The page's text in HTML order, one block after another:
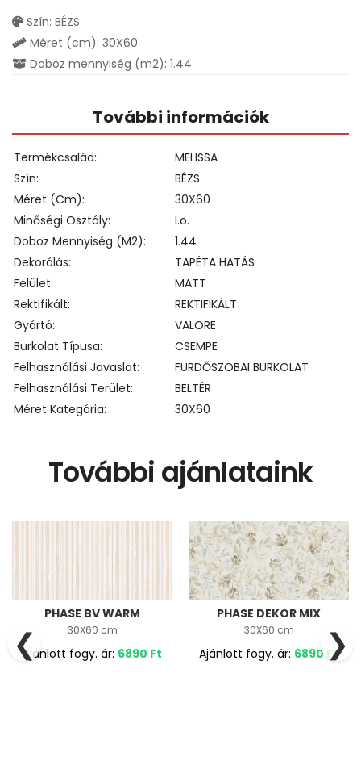
Szín: BÉZS
Méret (cm): 30X60
Doboz mennyiség (m2): 1.44
További információk
Termékcsalád
MELISSA
Szín
BÉZS
Méret (cm)
30X60
Minőségi Osztály
I.o.
Doboz Mennyiség (m2)
1.44
Dekorálás
TAPÉTA HATÁS
Felület
MATT
Rektifikált
REKTIFIKÁLT
Gyártó
VALORE
Burkolat Típusa
CSEMPE
Felhasználási Javaslat
FÜRDŐSZOBAI BURKOLAT
Felhasználási Terület
BELTÉR
Méret Kategória
30X60
További ajánlataink
PHASE BV WARM
30X60 cm
Ajánlott fogy. ár: 6890 Ft
PHASE DEKOR MIX
30X60 cm
Ajánlott fogy. ár: 6890 Ft
❮ ❯